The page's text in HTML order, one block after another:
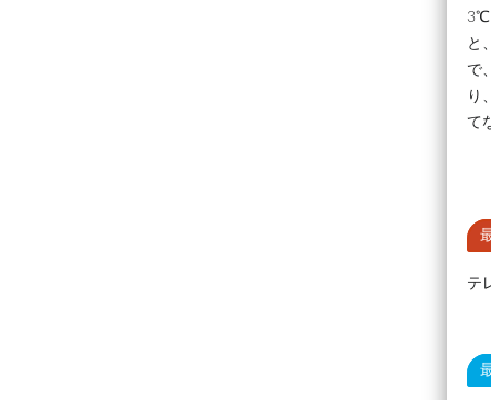
3℃
と
で
り
て
テ